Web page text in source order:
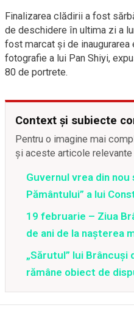
Finalizarea clădirii a fost
de deschidere în ultima zi a
fost marcat și de
fotografie a lui Pan Shiyi,
80 de portrete.
Context și subiecte
Pentru o imagine mai
și aceste articole
Guvernul vrea din
Pământului” a lui
19 februarie – Ziua
de ani de la naşterea
„Sărutul” lui
rămâne obiect de